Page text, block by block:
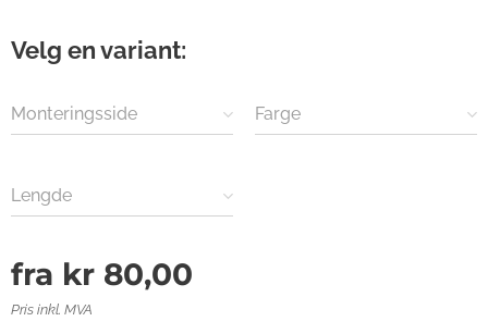
Velg en variant:
Monteringsside Farge
Lengde
fra kr 80,00
Pris inkl. MVA